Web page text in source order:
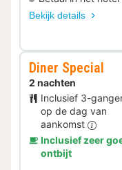
Bekijk details
Diner Special
2 nachten
Inclusief 3-
op de dag van
aankomst
Inclusief zeer
ontbijt